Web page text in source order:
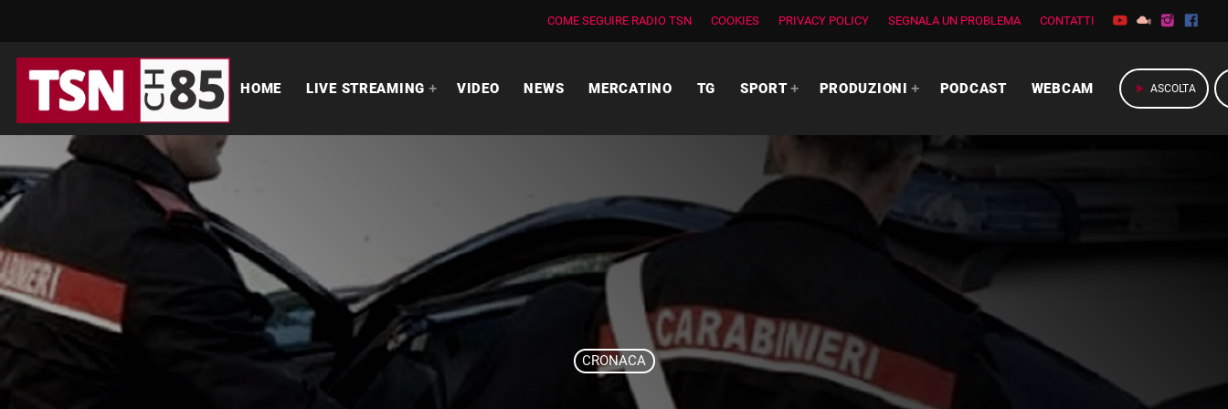
COME SEGUIRE RADIO TSN COOKIES PRIVACY POLICY SEGNALA UN PROBLEMA CONTATTI
HOME LIVE STREAMING VIDEO NEWS MERCATINO TG SPORT PRODUZIONI PODCAST WEBCAM play_arrow ASCOLTA
CRONACA